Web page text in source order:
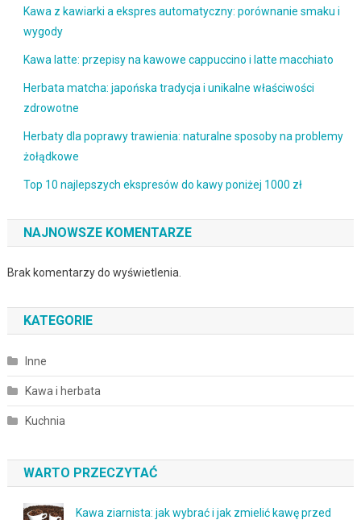
Kawa z kawiarki a ekspres automatyczny: porównanie smaku i
wygody
Kawa latte: przepisy na kawowe cappuccino i latte macchiato
Herbata matcha: japońska tradycja i unikalne właściwości
zdrowotne
Herbaty dla poprawy trawienia: naturalne sposoby na problemy
żołądkowe
Top 10 najlepszych ekspresów do kawy poniżej 1000 zł
NAJNOWSZE KOMENTARZE
Brak komentarzy do wyświetlenia.
KATEGORIE
Inne
Kawa i herbata
Kuchnia
WARTO PRZECZYTAĆ
Kawa ziarnista: jak wybrać i jak zmielić kawę przed